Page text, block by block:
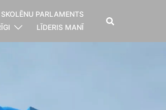
SKOLĒNU PARLAMENTS
LĪDERIS MANĪ